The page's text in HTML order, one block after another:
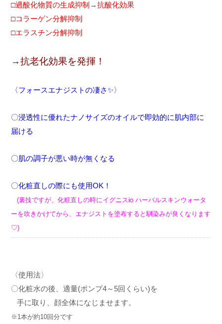
□過酸化物質の生成抑制→抗酸化効果
□コラーゲン分解抑制
□エラスチン分解抑制
→抗老化効果を発揮！
〈フォースエナジストの凄さ✨〉
〇浸透性に優れたナノサイズのオイルで即効的に肌内部に
届ける
〇肌の調子が悪い時が無くなる
〇化粧直しの際にも使用OK！
(裏技ですが、化粧直しの時にイグニスio ハーバルスキンウォータ
ーを吹 きかけてから、エナジストを塗布すると馴染みが良くなります
♡)
〈使用法〉
〇化粧水の後、適量(ポンプ4～5回くらい)を
手に取り、顔全体になじませます。
※1本が約10回分です